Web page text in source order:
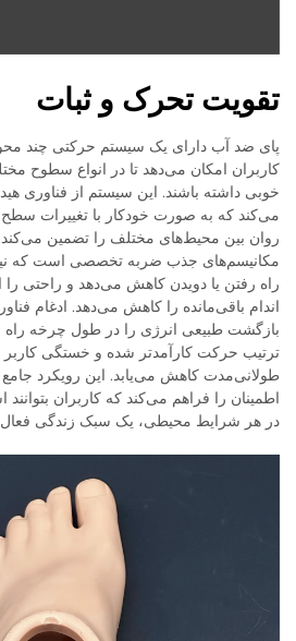
تقویت تحرک و ثبات
پای ضد آب دارای یک سیستم حرکتی چند
کاربران امکان می‌دهد تا در انواع سطوح
خوبی داشته باشند. این سیستم از فناوری
می‌کند که به صورت خودکار با تغییرات
روان بین محیط‌های مختلف را تضمین
مکانیسم‌های جذب ضربه تخصصی است که
راه رفتن یا دویدن کاهش می‌دهد و راحتی
اندام باقی‌مانده را کاهش می‌دهد. ادغام
بازگشت طبیعی انرژی را در طول چرخه راه
ترتیب حرکت کارآمدتر شده و خستگی
طولانی‌مدت کاهش می‌یابد. این رویکرد
اطمینان را فراهم می‌کند که کاربران
در هر شرایط محیطی، یک سبک زندگی فعال